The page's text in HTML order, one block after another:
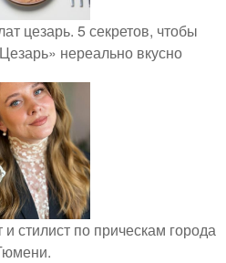
цезарь. 5 секретов, чтобы
нереально вкусно
стилист по прическам города